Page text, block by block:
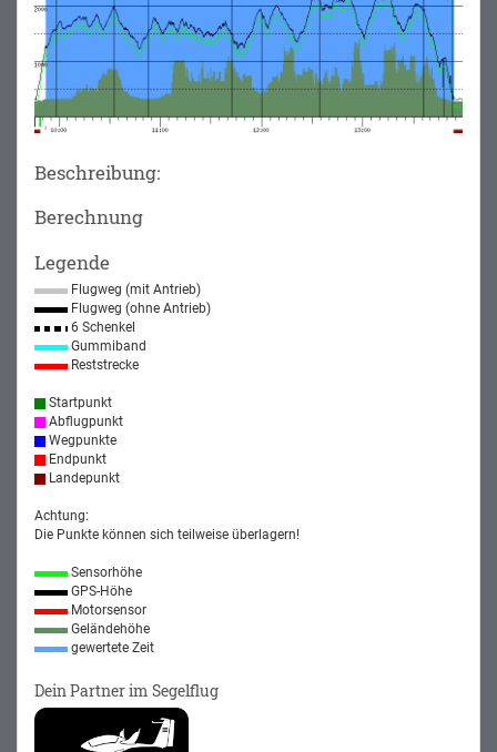
Beschreibung:
Berechnung
Legende
Flugweg (mit Antrieb)
Flugweg (ohne Antrieb)
6 Schenkel
Gummiband
Reststrecke
Startpunkt
Abflugpunkt
Wegpunkte
Endpunkt
Landepunkt
Achtung:
Die Punkte können sich teilweise überlagern!
Sensorhöhe
GPS-Höhe
Motorsensor
Geländehöhe
gewertete Zeit
Dein Partner im Segelflug